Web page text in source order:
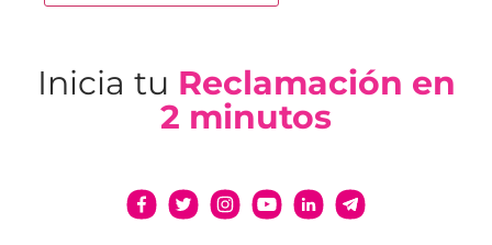
Inicia tu Reclamación en
2 minutos